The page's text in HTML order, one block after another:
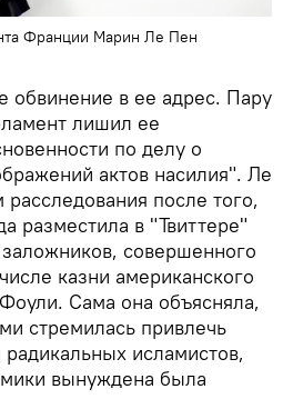
Франции Марин Ле Пен
обвинение в ее адрес. Пару
лишил ее
по делу о
актов насилия". Ле
после того,
разместила в "Твиттере"
совершенного
казни американского
Сама она объясняла,
стремилась привлечь
исламистов,
вынуждена была